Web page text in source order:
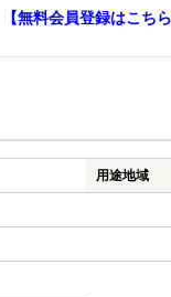
【無料会員登録はこちら
用途地域